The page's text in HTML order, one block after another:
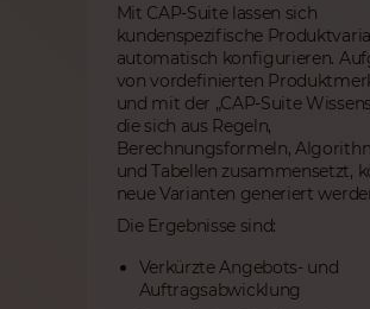
Mit CAP-Suite lassen sich
kundenspezifische
automatisch konfigurieren.
von vordefinierten
und mit der „CAP-Suite
die sich aus Regeln,
Berechnungsformeln,
und Tabellen zusammensetzt,
neue Varianten generiert
Die Ergebnisse sind:
Verkürzte Angebots- und
Auftragsabwicklung